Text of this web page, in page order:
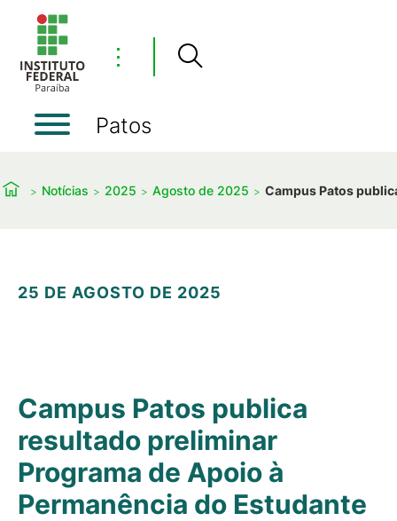
⋮
Patos
Notícias 2025 Agosto de 2025 Campus Patos
25 DE AGOSTO DE 2025
Campus Patos publica
resultado preliminar
Programa de Apoio à
Permanência do Estudante